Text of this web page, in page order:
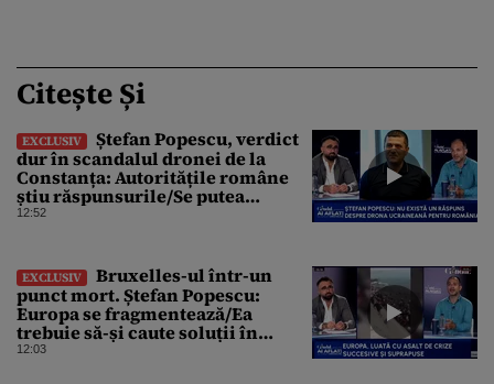
Citește Și
EXCLUSIV
Ștefan Popescu, verdict
dur în scandalul dronei de la
Constanța: Autoritățile române
știu răspunsurile/Se putea
protesta, dar probabil că nu s-a
12:52
EXCLUSIV
Bruxelles-ul într-un
punct mort. Ștefan Popescu:
Europa se fragmentează/Ea
trebuie să-și caute soluții în
interior, dar este incapabilă
12:03